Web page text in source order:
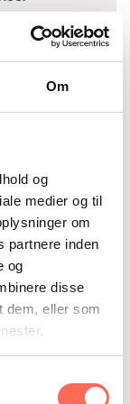
Om
og
medier og til
om
partnere inden
og
disse
dem, eller som
på til dit
relevante